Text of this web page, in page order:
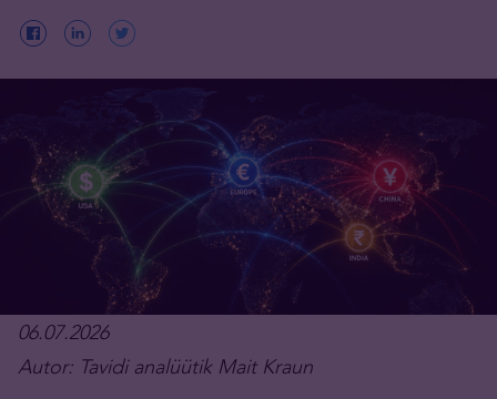
06.07.2026
Autor: Tavidi analüütik Mait Kraun